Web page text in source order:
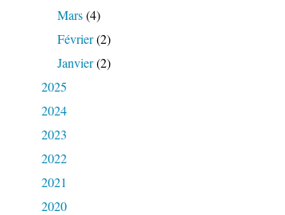
Mars(4)
Février(2)
Janvier(2)
2025
2024
2023
2022
2021
2020